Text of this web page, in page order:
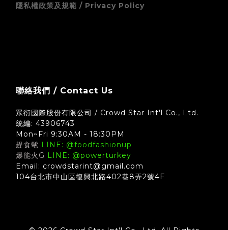
隱私權政策及規範 / Privacy Policy
聯絡我們 / Contact Us
眾衍國際股份有限公司 / Crowd Star Int'l Co., Ltd.
統編: 43906743
Mon~Fri 9:30AM - 18:30PM
趕食髦 LINE: @foodfashionup
爆能火G LINE: @powerturkey
Email: crowdstarint@gmail.com
104台北市中山區復興北路402巷8弄2號4F